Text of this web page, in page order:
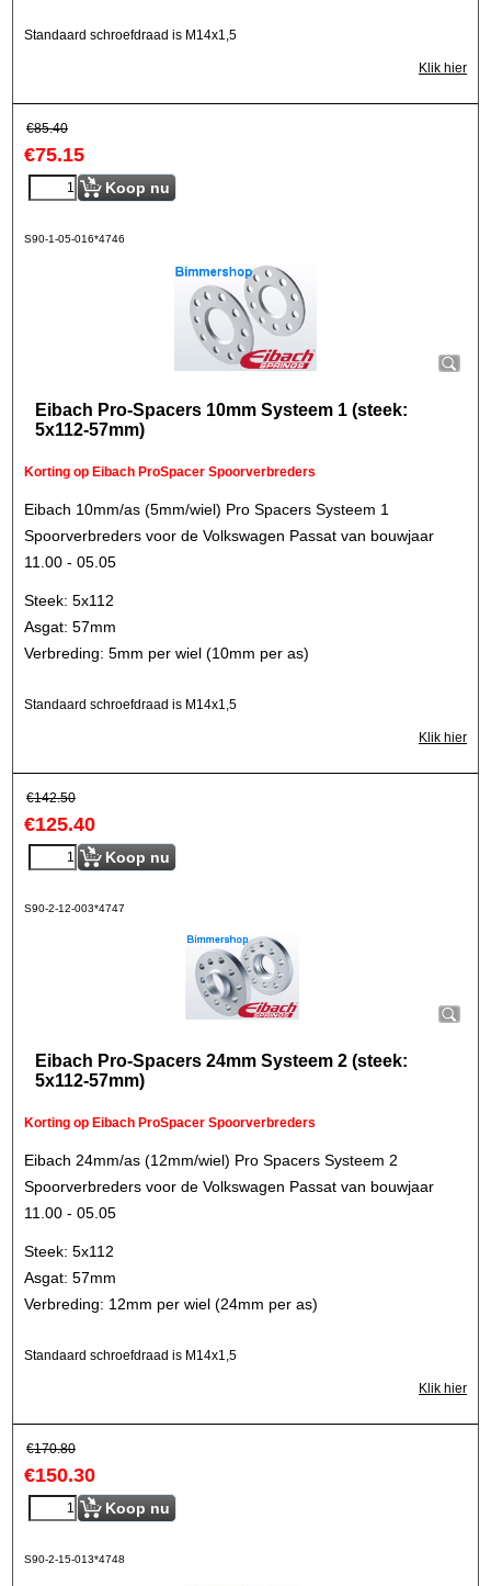
Standaard schroefdraad is M14x1,5
Klik hier
€85.40
€75.15
Koop nu
S90-1-05-016*4746
Eibach Pro-Spacers 10mm Systeem 1 (steek:
5x112-57mm)
Korting op Eibach ProSpacer Spoorverbreders
Eibach 10mm/as (5mm/wiel) Pro Spacers Systeem 1
Spoorverbreders voor de Volkswagen Passat van bouwjaar
11.00 - 05.05
Steek: 5x112
Asgat: 57mm
Verbreding: 5mm per wiel (10mm per as)
Standaard schroefdraad is M14x1,5
Klik hier
€142.50
€125.40
Koop nu
S90-2-12-003*4747
Eibach Pro-Spacers 24mm Systeem 2 (steek:
5x112-57mm)
Korting op Eibach ProSpacer Spoorverbreders
Eibach 24mm/as (12mm/wiel) Pro Spacers Systeem 2
Spoorverbreders voor de Volkswagen Passat van bouwjaar
11.00 - 05.05
Steek: 5x112
Asgat: 57mm
Verbreding: 12mm per wiel (24mm per as)
Standaard schroefdraad is M14x1,5
Klik hier
€170.80
€150.30
Koop nu
S90-2-15-013*4748